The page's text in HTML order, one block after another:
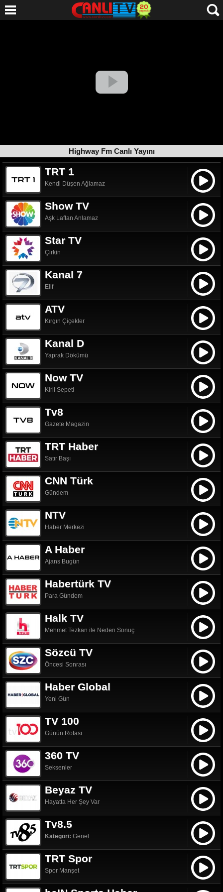
Highway Fm Canlı Yayını
TRT 1
Kendi Düşen Ağlamaz
Show TV
Aşk Laftan Anlamaz
Star TV
Çirkin
Kanal 7
Elif
ATV
Kırgın Çiçekler
Kanal D
Yaprak Dökümü
Now TV
Kirli Sepeti
Tv8
Gazete Magazin
TRT Haber
Satır Başı
CNN Türk
Gündem
NTV
Haber Merkezi
A Haber
Ajans Bugün
Habertürk TV
Para Gündem
Halk TV
Mehmet Tezkan ile Neden Sonuç
Sözcü TV
Öncesi Sonrası
Haber Global
Yeni Gün
TV 100
Günün Rotası
360 TV
Seksenler
Beyaz TV
Hayatta Her Şey Var
Tv8.5
Kategori: Genel
TRT Spor
Spor Manşet